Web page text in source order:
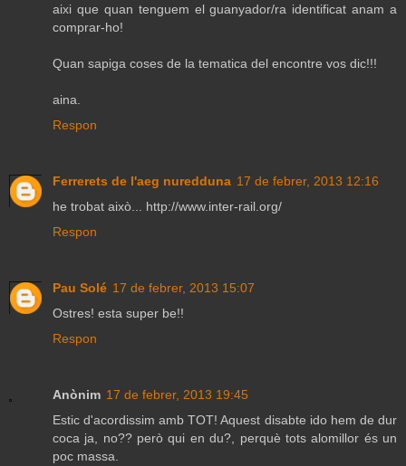
aixi que quan tenguem el guanyador/ra identificat anam a
comprar-ho!
Quan sapiga coses de la tematica del encontre vos dic!!!
aina.
Respon
Ferrerets de l'aeg nuredduna 17 de febrer, 2013 12:16
he trobat això... http://www.inter-rail.org/
Respon
Pau Solé 17 de febrer, 2013 15:07
Ostres! esta super be!!
Respon
Anònim 17 de febrer, 2013 19:45
Estic d'acordissim amb TOT! Aquest disabte ido hem de dur
coca ja, no?? però qui en du?, perquè tots alomillor és un
poc massa.